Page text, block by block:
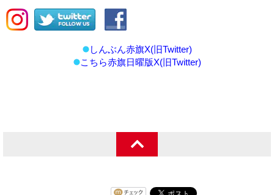
しんぶん赤旗X(旧Twitter)
こちら赤旗日曜版X(旧Twitter)